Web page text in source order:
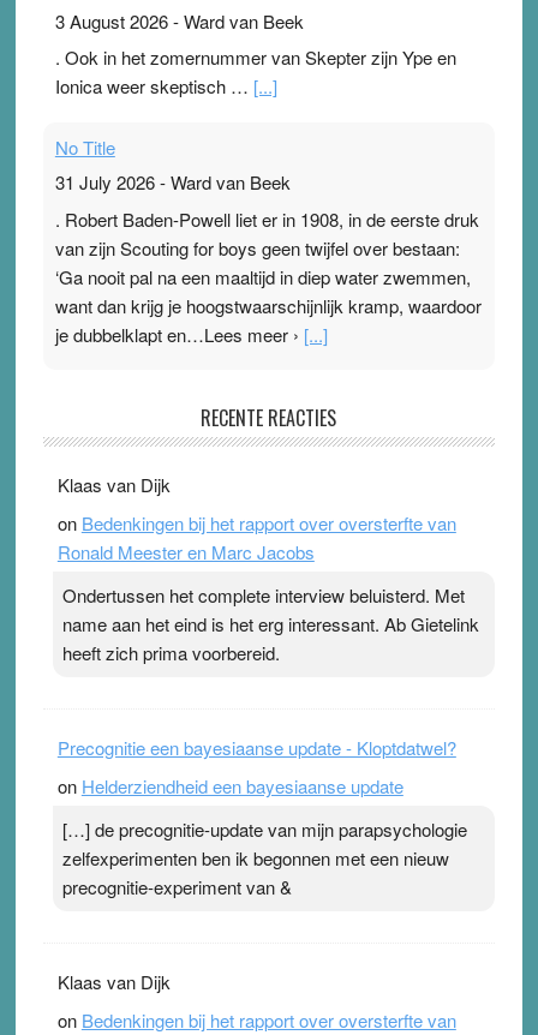
3 August 2026-Ward van Beek
. Ook in het zomernummer van Skepter zijn Ype en
Ionica weer skeptisch … [...]
No Title
31 July 2026-Ward van Beek
. Robert Baden-Powell liet er in 1908, in de eerste druk
van zijn Scouting for boys geen twijfel over bestaan:
‘Ga nooit pal na een maaltijd in diep water zwemmen,
want dan krijg je hoogstwaarschijnlijk kramp, waardoor
je dubbelklapt en…Lees meer › [...]
Ward van Beek
topsporters. Ze hopen ermee hun hartslag te verlagen
terwijl ze meer zuurstof opnemen. Daarop heeft zo’n
pleister geen effect. Maar het gevoel ‘makkelijker te
Pleisterplakkers in de topspsort ›[...]
RECENTE REACTIES
Klaas van Dijk
on Bedenkingen bij het rapport over oversterfte van
Ronald Meester en Marc Jacobs
Ondertussen het complete interview beluisterd. Met
name aan het eind is het erg interessant. Ab Gietelink
heeft zich prima voorbereid.
Precognitie een bayesiaanse update - Kloptdatwel?
on Helderziendheid een bayesiaanse update
[…] de precognitie-update van mijn parapsychologie
zelfexperimenten ben ik begonnen met een nieuw
precognitie-experiment van &
Klaas van Dijk
on Bedenkingen bij het rapport over oversterfte van